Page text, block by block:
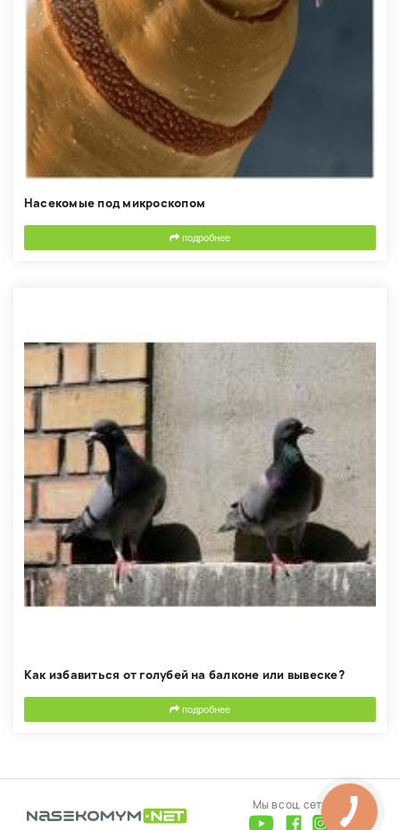
Насекомые под микроскопом
подробнее
Как избавиться от голубей на балконе или вывеске?
подробнее
Мы в соц. сетях